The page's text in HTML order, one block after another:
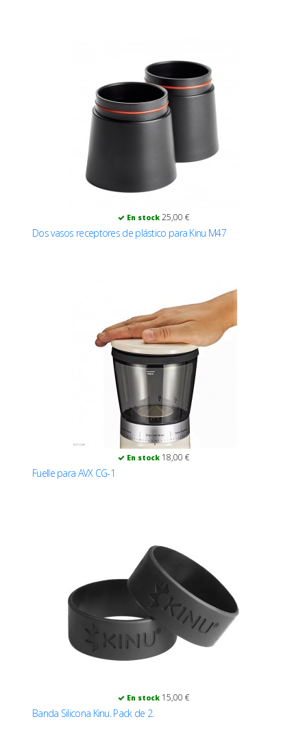
En stock 25,00 €
Dos vasos receptores de plástico para Kinu M47
En stock 18,00 €
Fuelle para AVX CG-1
En stock 15,00 €
Banda Silicona Kinu. Pack de 2.